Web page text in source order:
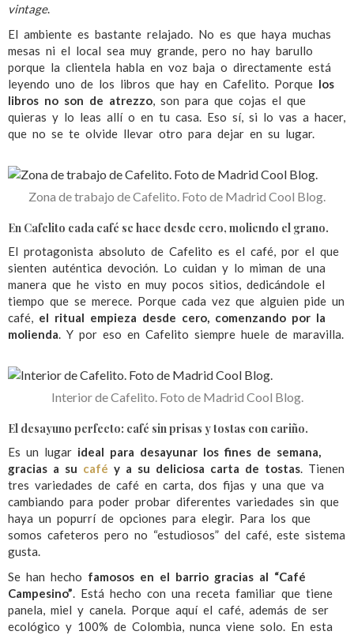
vintage.
El ambiente es bastante relajado. No es que haya muchas
mesas ni el local sea muy grande, pero no hay barullo
porque la clientela habla en voz baja o directamente está
leyendo uno de los libros que hay en Cafelito. Porque los
libros no son de atrezzo , son para que cojas el que
quieras y lo leas allí o en tu casa. Eso sí, si lo vas a hacer,
que no se te olvide llevar otro para dejar en su lugar.
Zona de trabajo de Cafelito. Foto de Madrid Cool Blog.
En Cafelito cada café se hace desde cero, moliendo el grano.
El protagonista absoluto de Cafelito es el café, por el que
sienten auténtica devoción. Lo cuidan y lo miman de una
manera que he visto en muy pocos sitios, dedicándole el
tiempo que se merece. Porque cada vez que alguien pide un
café, el ritual empieza desde cero, comenzando por la
molienda. Y por eso en Cafelito siempre huele de maravilla.
Interior de Cafelito. Foto de Madrid Cool Blog.
El desayuno perfecto: café sin prisas y tostas con cariño.
Es un lugar ideal para desayunar los fines de semana,
gracias a su café y a su deliciosa carta de tostas. Tienen
tres variedades de café en carta, dos fijas y una que va
cambiando para poder probar diferentes variedades sin que
haya un popurrí de opciones para elegir. Para los que
somos cafeteros pero no “estudiosos” del café, este sistema
gusta.
Se han hecho famosos en el barrio gracias al “Café
Campesino”. Está hecho con una receta familiar que tiene
panela, miel y canela. Porque aquí el café, además de ser
ecológico y 100% de Colombia, nunca viene solo. En esta